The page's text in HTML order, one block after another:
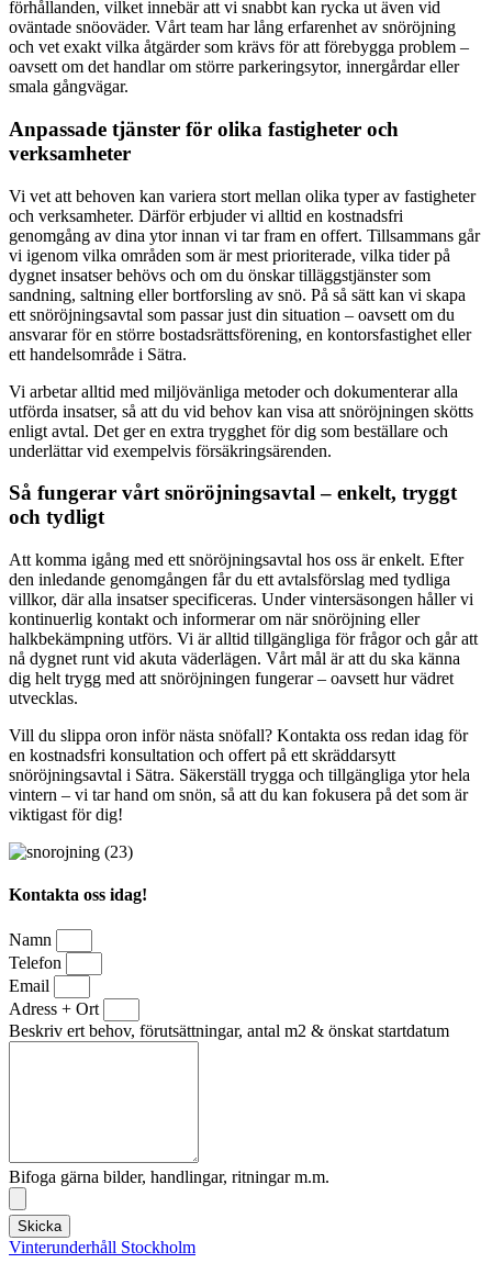
förhållanden, vilket innebär att vi snabbt kan rycka ut även vid
oväntade snöoväder. Vårt team har lång erfarenhet av snöröjning
och vet exakt vilka åtgärder som krävs för att förebygga problem –
oavsett om det handlar om större parkeringsytor, innergårdar eller
smala gångvägar.
Anpassade tjänster för olika fastigheter och
verksamheter
Vi vet att behoven kan variera stort mellan olika typer av fastigheter
och verksamheter. Därför erbjuder vi alltid en kostnadsfri
genomgång av dina ytor innan vi tar fram en offert. Tillsammans går
vi igenom vilka områden som är mest prioriterade, vilka tider på
dygnet insatser behövs och om du önskar tilläggstjänster som
sandning, saltning eller bortforsling av snö. På så sätt kan vi skapa
ett snöröjningsavtal som passar just din situation – oavsett om du
ansvarar för en större bostadsrättsförening, en kontorsfastighet eller
ett handelsområde i Sätra.
Vi arbetar alltid med miljövänliga metoder och dokumenterar alla
utförda insatser, så att du vid behov kan visa att snöröjningen skötts
enligt avtal. Det ger en extra trygghet för dig som beställare och
underlättar vid exempelvis försäkringsärenden.
Så fungerar vårt snöröjningsavtal – enkelt, tryggt
och tydligt
Att komma igång med ett snöröjningsavtal hos oss är enkelt. Efter
den inledande genomgången får du ett avtalsförslag med tydliga
villkor, där alla insatser specificeras. Under vintersäsongen håller vi
kontinuerlig kontakt och informerar om när snöröjning eller
halkbekämpning utförs. Vi är alltid tillgängliga för frågor och går att
nå dygnet runt vid akuta väderlägen. Vårt mål är att du ska känna
dig helt trygg med att snöröjningen fungerar – oavsett hur vädret
utvecklas.
Vill du slippa oron inför nästa snöfall? Kontakta oss redan idag för
en kostnadsfri konsultation och offert på ett skräddarsytt
snöröjningsavtal i Sätra. Säkerställ trygga och tillgängliga ytor hela
vintern – vi tar hand om snön, så att du kan fokusera på det som är
viktigast för dig!
Kontakta oss idag!
Namn
Telefon
Email
Adress + Ort
Beskriv ert behov, förutsättningar, antal m2 & önskat startdatum
Bifoga gärna bilder, handlingar, ritningar m.m.
Skicka
Vinterunderhåll Stockholm